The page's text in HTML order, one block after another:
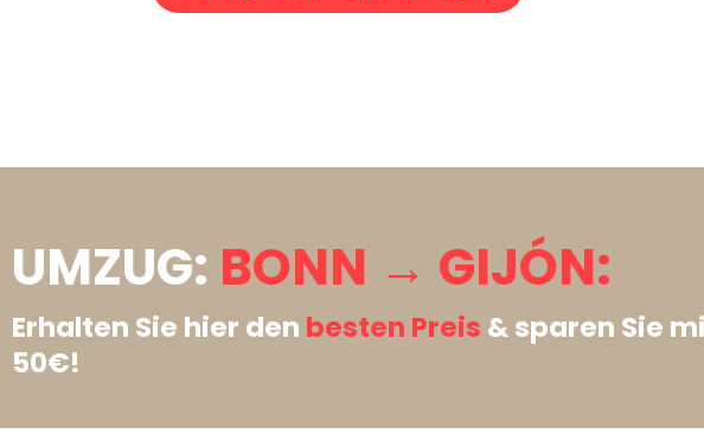
UMZUG: BONN → GIJÓN:
Erhalten Sie hier den besten Preis & sparen Sie
50€!